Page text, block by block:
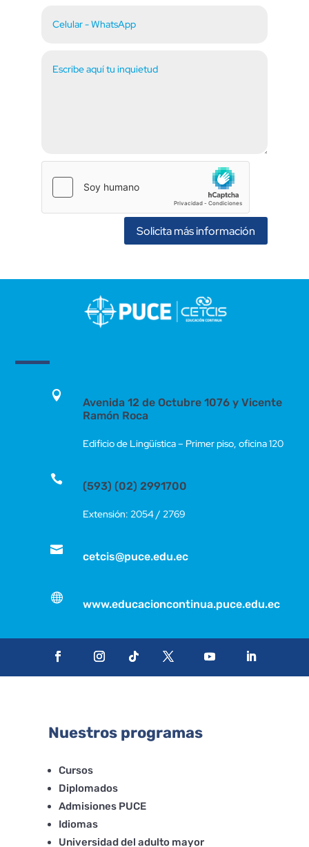
Solicita más información

Avenida 12 de Octubre 1076 y Vicente
Ramón Roca
Edificio de Lingüística – Primer piso, oficina 120

(593) (02) 2991700
Extensión: 2054 / 2769

cetcis@puce.edu.ec

www.educacioncontinua.puce.edu.ec
Nuestros programas
Cursos
Diplomados
Admisiones PUCE
Idiomas
Universidad del adulto mayor